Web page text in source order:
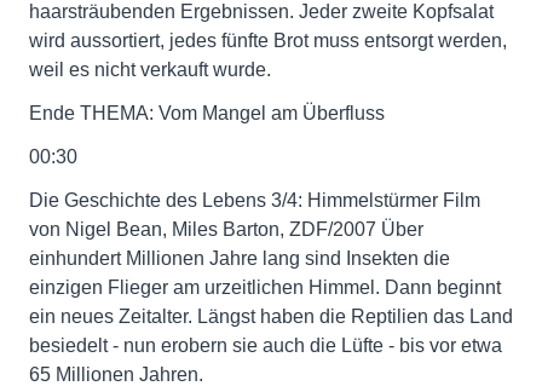
haarsträubenden Ergebnissen. Jeder zweite Kopfsalat
wird aussortiert, jedes fünfte Brot muss entsorgt werden,
weil es nicht verkauft wurde.
Ende THEMA: Vom Mangel am Überfluss
00:30
Die Geschichte des Lebens 3/4: Himmelstürmer Film
von Nigel Bean, Miles Barton, ZDF/2007 Über
einhundert Millionen Jahre lang sind Insekten die
einzigen Flieger am urzeitlichen Himmel. Dann beginnt
ein neues Zeitalter. Längst haben die Reptilien das Land
besiedelt - nun erobern sie auch die Lüfte - bis vor etwa
65 Millionen Jahren.